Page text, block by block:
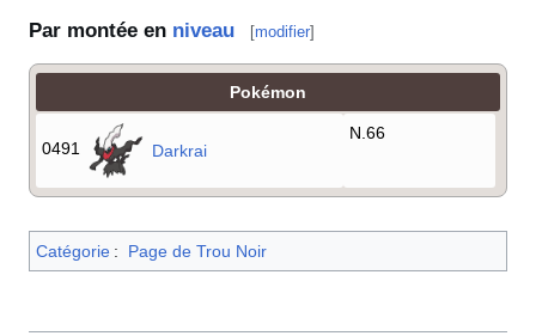
Par montée en niveau [modifier]
Pokémon
0491 Darkrai
N.66
Catégorie : Page de Trou Noir